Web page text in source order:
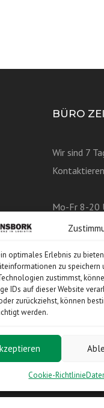
optimales Erlebnis zu
zu speichern
zustimmst,
IDs auf dieser Website
zurückziehst, können
werden.
Cookie-Richtlinie
BÜRO
Wir sind 7
Mo-Fr 8-20